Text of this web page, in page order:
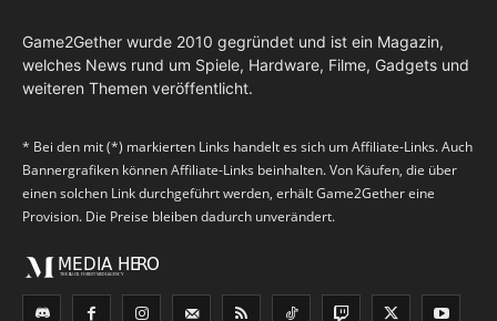
Game2Gether wurde 2010 gegründet und ist ein Magazin,
welches News rund um Spiele, Hardware, Filme, Gadgets und
weiteren Themen veröffentlicht.
* Bei den mit (*) markierten Links handelt es sich um Affiliate-Links. Auch
Bannergrafiken können Affiliate-Links beinhalten. Von Käufen, die über
einen solchen Link durchgeführt werden, erhält Game2Gether eine
Provision. Die Preise bleiben dadurch unverändert.